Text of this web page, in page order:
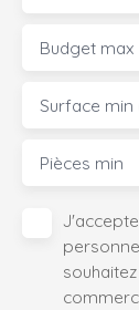
Budget
Surface min
Pièces min